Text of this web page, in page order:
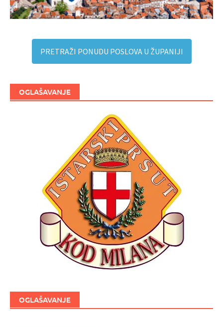
PRETRAŽI PONUDU POSLOVA U ŽUPANIJI
OGLAŠAVANJE
OGLAŠAVANJE